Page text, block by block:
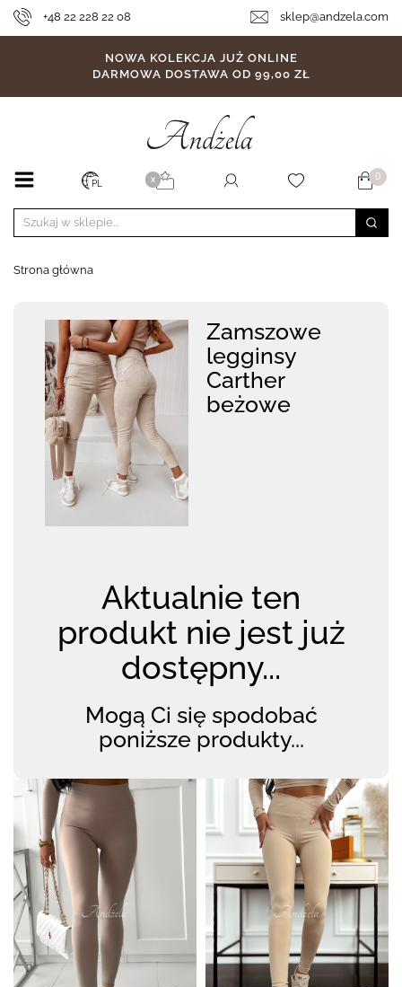
+48 22 228 22 08 sklep@andzela.com
NOWA KOLEKCJA JUŻ ONLINE
DARMOWA DOSTAWA OD 99,00 ZŁ
PL X 0
Strona główna
Zamszowe
legginsy
Carther
beżowe
Aktualnie ten
produkt nie jest już
dostępny...
Mogą Ci się spodobać
poniższe produkty...